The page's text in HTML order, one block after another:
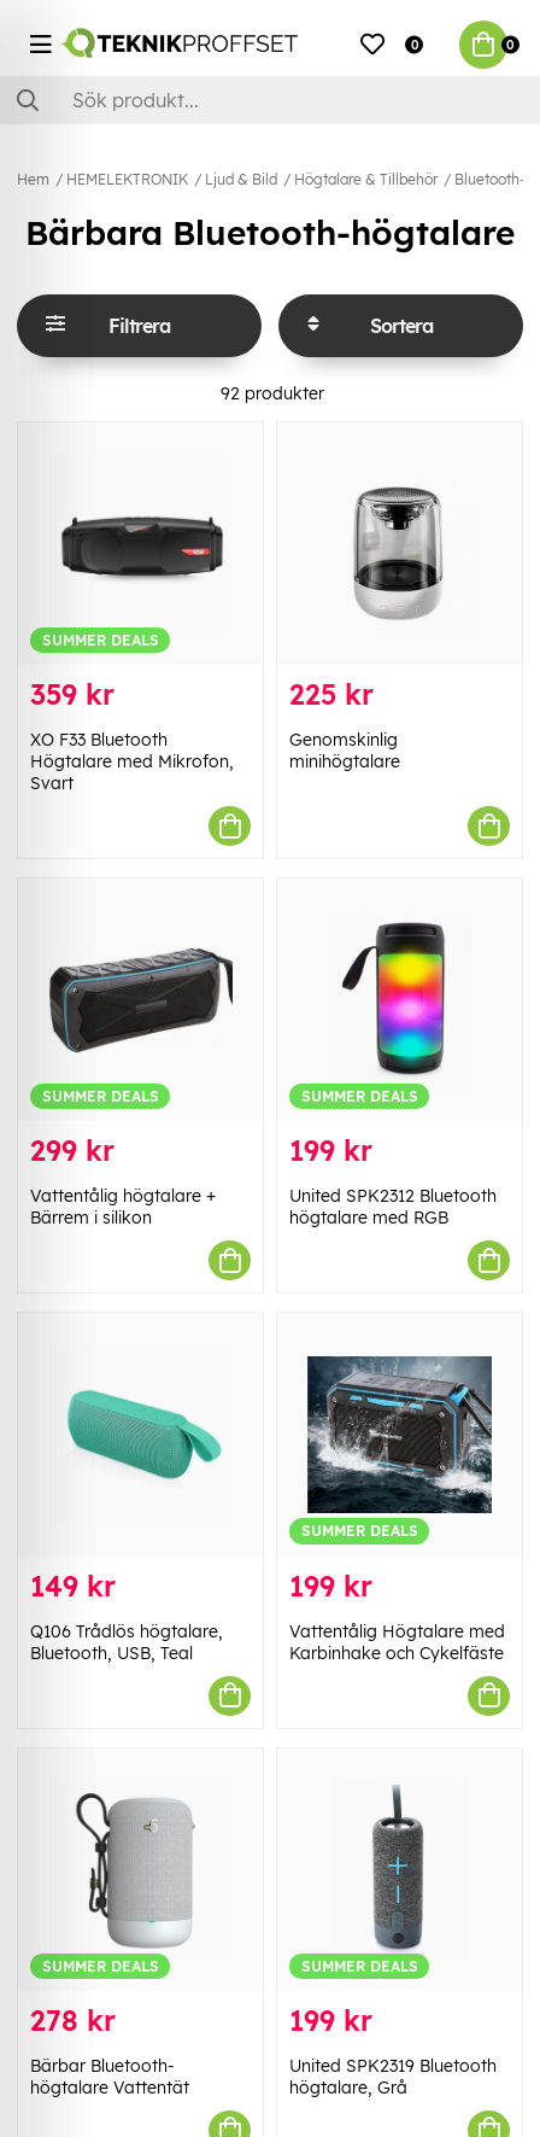
0 0
Hem HEMELEKTRONIK Ljud & Bild Högtalare & Tillbehör Bluetooth-
Bärbara Bluetooth-högtalare
Filtrera Sortera
92 produkter
SUMMER DEALS
359 kr
XO F33 Bluetooth
Högtalare med Mikrofon,
Svart
225 kr
Genomskinlig
minihögtalare
SUMMER DEALS
299 kr
Vattentålig högtalare +
Bärrem i silikon
SUMMER DEALS
199 kr
United SPK2312 Bluetooth
högtalare med RGB
149 kr
Q106 Trådlös högtalare,
Bluetooth, USB, Teal
SUMMER DEALS
199 kr
Vattentålig Högtalare med
Karbinhake och Cykelfäste
SUMMER DEALS
278 kr
Bärbar Bluetooth-
högtalare Vattentät
SUMMER DEALS
199 kr
United SPK2319 Bluetooth
högtalare, Grå